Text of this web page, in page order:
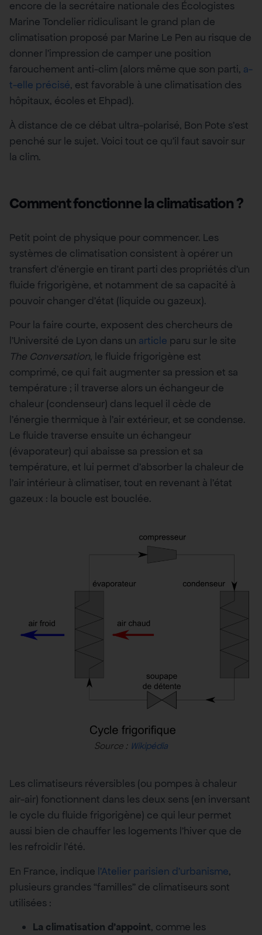
encore de la secrétaire nationale des Écologistes
Marine Tondelier ridiculisant le grand plan de
climatisation proposé par Marine Le Pen au risque de
donner l’impression de camper une position
farouchement anti-clim (alors même que son parti, a-
t-elle précisé, est favorable à une climatisation des
hôpitaux, écoles et Ehpad).
À distance de ce débat ultra-polarisé, Bon Pote s’est
penché sur le sujet. Voici tout ce qu’il faut savoir sur
la clim.
Comment fonctionne la climatisation ?
Petit point de physique pour commencer. Les
systèmes de climatisation consistent à opérer un
transfert d’énergie en tirant parti des propriétés d’un
fluide frigorigène, et notamment de sa capacité à
pouvoir changer d’état (liquide ou gazeux).
Pour la faire courte, exposent des chercheurs de
l’Université de Lyon dans un article paru sur le site
The Conversation, le fluide frigorigène est
comprimé, ce qui fait augmenter sa pression et sa
température ; il traverse alors un échangeur de
chaleur (condenseur) dans lequel il cède de
l’énergie thermique à l’air extérieur, et se condense.
Le fluide traverse ensuite un échangeur
(évaporateur) qui abaisse sa pression et sa
température, et lui permet d’absorber la chaleur de
l’air intérieur à climatiser, tout en revenant à l’état
gazeux : la boucle est bouclée.
Source : Wikipédia
Les climatiseurs réversibles (ou pompes à chaleur
air-air) fonctionnent dans les deux sens (en inversant
le cycle du fluide frigorigène) ce qui leur permet
aussi bien de chauffer les logements l’hiver que de
les refroidir l’été.
En France, indique l’Atelier parisien d’urbanisme,
plusieurs grandes “familles” de climatiseurs sont
utilisées :
La climatisation d’appoint, comme les